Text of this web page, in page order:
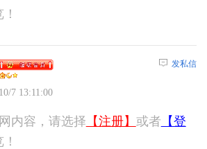
7 13:11:00
发私信
内容，请选择 【注册】 或者 【登